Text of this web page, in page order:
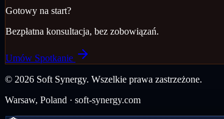
Gotowy na start?
Bezpłatna konsultacja, bez zobowiązań.
Umów Spotkanie
© 2026 Soft Synergy. Wszelkie prawa zastrzeżone.
Warsaw, Poland · soft-synergy.com